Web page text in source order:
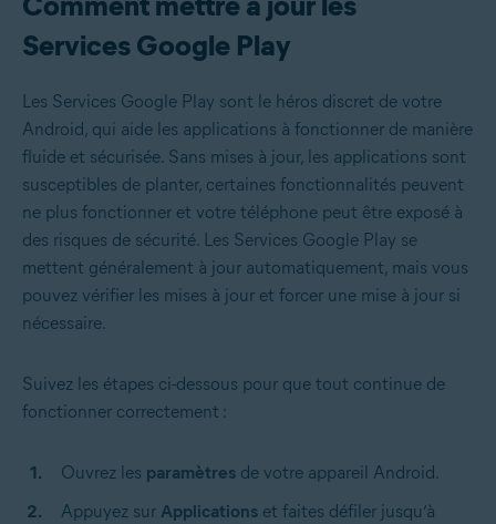
Services Google Play
Les Services Google Play sont le héros discret de votre
Android, qui aide les applications à fonctionner de manière
fluide et sécurisée. Sans mises à jour, les applications sont
susceptibles de planter, certaines fonctionnalités peuvent
ne plus fonctionner et votre téléphone peut être exposé à
des risques de sécurité. Les Services Google Play se
mettent généralement à jour automatiquement, mais vous
pouvez vérifier les mises à jour et forcer une mise à jour si
nécessaire.
Suivez les étapes ci-dessous pour que tout continue de
fonctionner correctement :
Ouvrez les paramètres de votre appareil Android.
Appuyez sur Applications et faites défiler jusqu’à